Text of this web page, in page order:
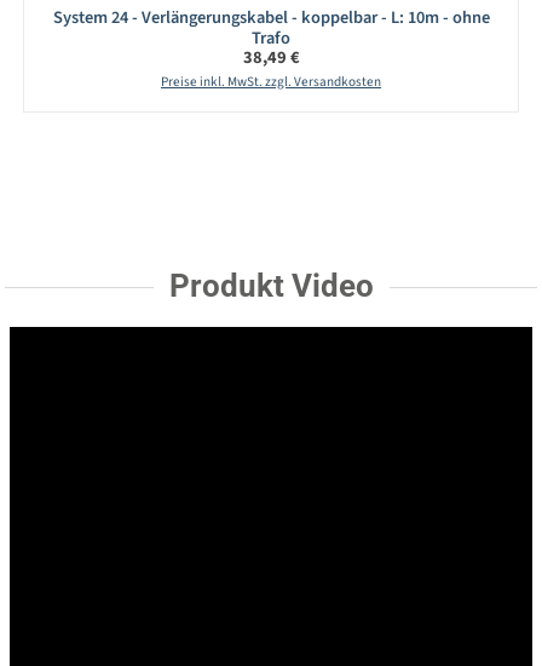
System 24 - Verlängerungskabel - koppelbar - L: 10m - ohne
Trafo
Regulärer Preis:
38,49 €
Preise inkl. MwSt. zzgl. Versandkosten
Produkt Video